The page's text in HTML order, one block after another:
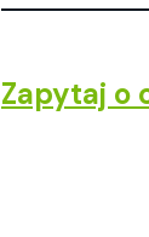
Zapytaj o